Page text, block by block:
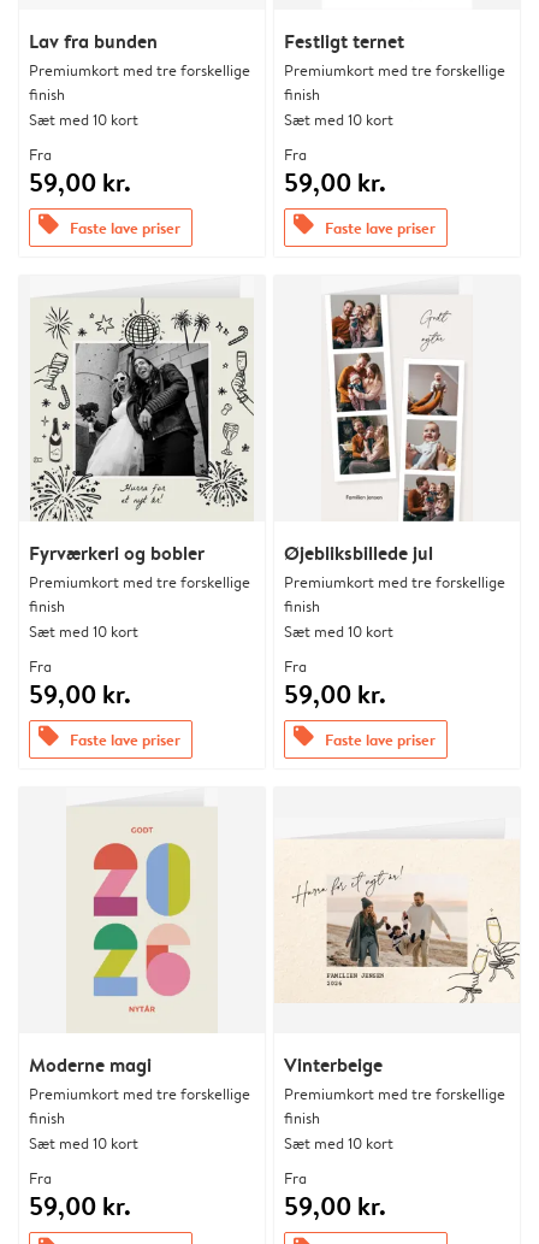
Lav fra bunden
Premiumkort med tre forskellige
finish
Sæt med 10 kort
Fra
59,00 kr.
offers Faste lave priser
Festligt ternet
Premiumkort med tre forskellige
finish
Sæt med 10 kort
Fra
59,00 kr.
offers Faste lave priser
Fyrværkeri og bobler
Premiumkort med tre forskellige
finish
Sæt med 10 kort
Fra
59,00 kr.
offers Faste lave priser
Øjebliksbillede jul
Premiumkort med tre forskellige
finish
Sæt med 10 kort
Fra
59,00 kr.
offers Faste lave priser
Moderne magi
Premiumkort med tre forskellige
finish
Sæt med 10 kort
Fra
59,00 kr.
Vinterbeige
Premiumkort med tre forskellige
finish
Sæt med 10 kort
Fra
59,00 kr.